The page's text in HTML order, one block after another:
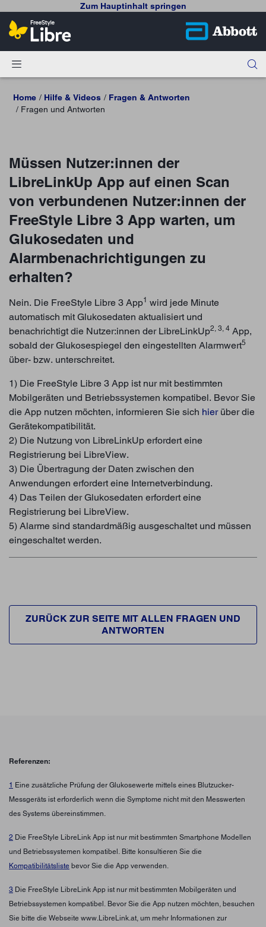
Zum Hauptinhalt springen
Home Hilfe & Videos
Fragen & Antworten
Fragen und Antworten
Müssen Nutzer:innen der
LibreLinkUp App auf einen Scan
von verbundenen Nutzer:innen der
FreeStyle Libre 3 App warten, um
Glukosedaten und
Alarmbenachrichtigungen zu
erhalten?
Nein. Die FreeStyle Libre 3 App1 wird jede Minute
automatisch mit Glukosedaten aktualisiert und
benachrichtigt die Nutzer:innen der LibreLinkUp2, 3, 4 App,
sobald der Glukosespiegel den eingestellten Alarmwert5
über- bzw. unterschreitet.
1) Die FreeStyle Libre 3 App ist nur mit bestimmten
Mobilgeräten und Betriebssystemen kompatibel. Bevor Sie
die App nutzen möchten, informieren Sie sich hierüber die
Gerätekompatibilität.
2) Die Nutzung von LibreLinkUp erfordert eine
Registrierung bei LibreView.
3) Die Übertragung der Daten zwischen den
Anwendungen erfordert eine Internetverbindung.
4) Das Teilen der Glukosedaten erfordert eine
Registrierung bei LibreView.
5) Alarme sind standardmäßig ausgeschaltet und müssen
eingeschaltet werden.
ZURÜCK ZUR SEITE MIT ALLEN FRAGEN UND
ANTWORTEN
Referenzen:
1 Eine zusätzliche Prüfung der Glukosewerte mittels eines Blutzucker-
Messgeräts ist erforderlich wenn die Symptome nicht mit den Messwerten
des Systems übereinstimmen.
2 Die FreeStyle LibreLink App ist nur mit bestimmten Smartphone Modellen
und Betriebssystemen kompatibel. Bitte konsultieren Sie die
Kompatibilitätsliste bevor Sie die App verwenden.
3 Die FreeStyle LibreLink App ist nur mit bestimmten Mobilgeräten und
Betriebssystemen kompatibel. Bevor Sie die App nutzen möchten, besuchen
Sie bitte die Webseite www.LibreLink.at, um mehr Informationen zur